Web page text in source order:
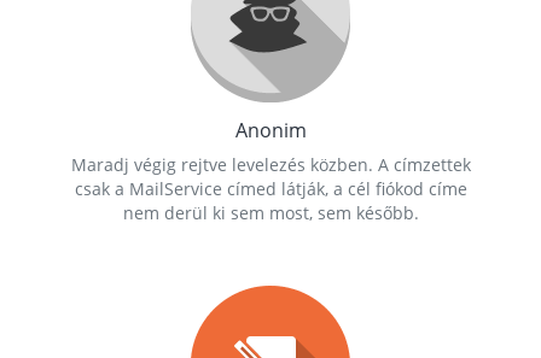
Anonim
Maradj végig rejtve levelezés közben. A címzettek
csak a MailService címed látják, a cél fiókod címe
nem derül ki sem most, sem később.